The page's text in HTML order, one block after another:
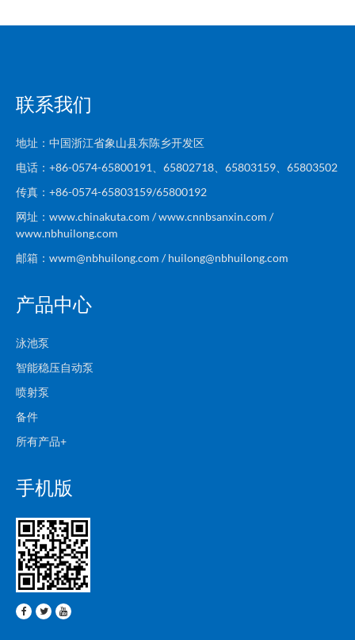
联系我们
地址：中国浙江省象山县东陈乡开发区
电话：+86-0574-65800191、65802718、65803159、65803502
传真：+86-0574-65803159/65800192
网址：www.chinakuta.com / www.cnnbsanxin.com /
www.nbhuilong.com
邮箱：wwm@nbhuilong.com / huilong@nbhuilong.com
产品中心
泳池泵
智能稳压自动泵
喷射泵
备件
所有产品+
手机版